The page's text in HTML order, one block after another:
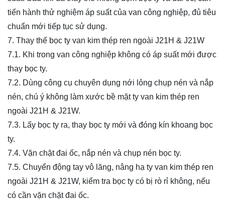
tiến hành thử nghiệm áp suất của van công nghiệp, đủ tiêu
chuẩn mới tiếp tục sử dụng.
7. Thay thế bọc ty van kim thép ren ngoài J21H & J21W
7.1. Khi trong van công nghiệp không có áp suất mới được
thay bọc ty.
7.2. Dùng công cụ chuyên dụng nới lỏng chụp nén và nắp
nén, chú ý không làm xước bề mặt ty van kim thép ren
ngoài J21H & J21W.
7.3. Lấy bọc ty ra, thay bọc ty mới và đóng kín khoang bọc
ty.
7.4. Vặn chặt đai ốc, nắp nén và chụp nén bọc ty.
7.5. Chuyển động tay vô lăng, nâng hạ ty van kim thép ren
ngoài J21H & J21W, kiểm tra bọc ty có bị rò rỉ không, nếu
có cần vặn chặt đai ốc.